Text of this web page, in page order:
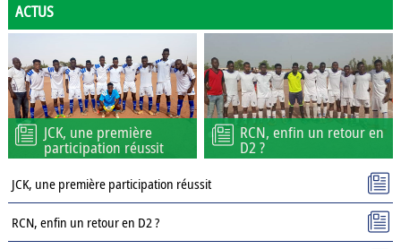
ACTUS
JCK, une première
participation réussit
RCN, enfin un retour en
D2 ?
JCK, une première participation réussit
RCN, enfin un retour en D2 ?